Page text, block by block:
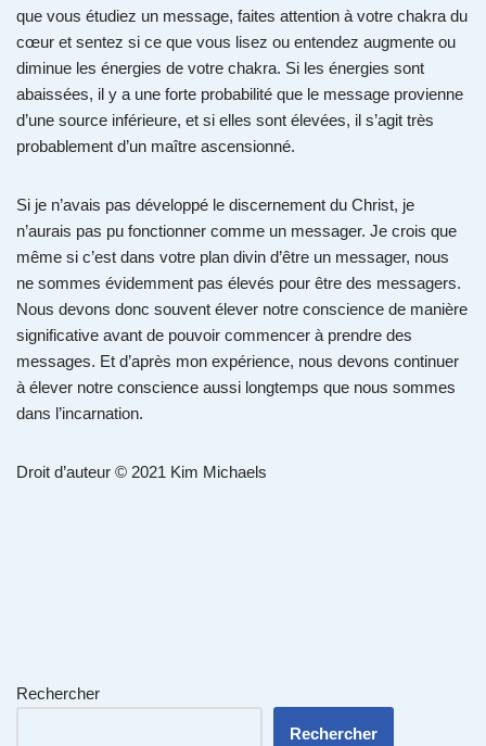
que vous étudiez un message, faites attention à votre chakra du
cœur et sentez si ce que vous lisez ou entendez augmente ou
diminue les énergies de votre chakra. Si les énergies sont
abaissées, il y a une forte probabilité que le message provienne
d’une source inférieure, et si elles sont élevées, il s’agit très
probablement d’un maître ascensionné.
Si je n’avais pas développé le discernement du Christ, je
n’aurais pas pu fonctionner comme un messager. Je crois que
même si c’est dans votre plan divin d’être un messager, nous
ne sommes évidemment pas élevés pour être des messagers.
Nous devons donc souvent élever notre conscience de manière
significative avant de pouvoir commencer à prendre des
messages. Et d’après mon expérience, nous devons continuer
à élever notre conscience aussi longtemps que nous sommes
dans l’incarnation.
Droit d’auteur © 2021 Kim Michaels
Rechercher
Rechercher